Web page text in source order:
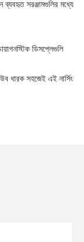
ব্যবহৃত সরঞ্জামগুলির মধ্যে
ডিসপ্লেগুলি
ধারক সহজেই এই নার্সিং